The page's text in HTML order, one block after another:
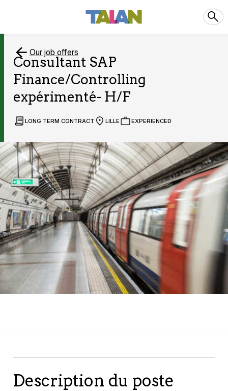
Our job offers
Consultant SAP
Finance/Controlling
expérimenté- H/F
LONG TERM CONTRACT LILLE EXPERIENCED
Description du poste